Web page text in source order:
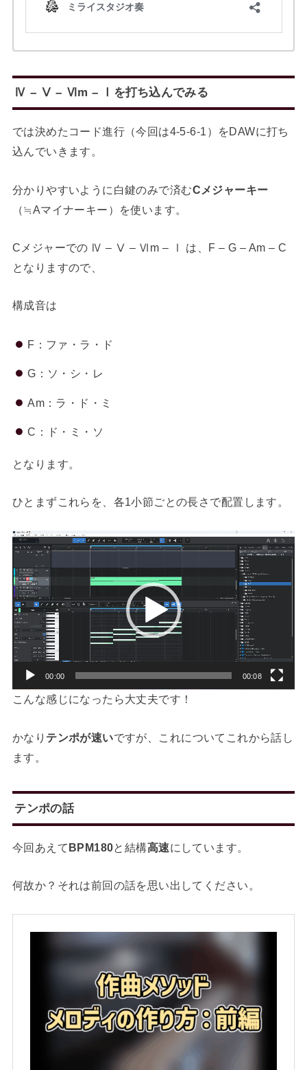
Ⅳ – Ⅴ – Ⅵm – Ⅰを打ち込んでみる
では決めたコード進行（今回は4-5-6-1）をDAWに打ち
込んでいきます。
分かりやすいように白鍵のみで済むCメジャーキー
（≒Aマイナーキー）を使います。
Cメジャーでの Ⅳ – Ⅴ – Ⅵm – Ⅰ は、F – G – Am – C
となりますので、
構成音は
F：ファ・ラ・ド
G：ソ・シ・レ
Am：ラ・ド・ミ
C：ド・ミ・ソ
となります。
ひとまずこれらを、各1小節ごとの長さで配置します。
動
プ
レ
ー
ヤ
00:00 00:08
こんな感じになったら大丈夫です！
かなり テンポが速いですが、これについてこれから話し
ます。
テンポの話
今回あえてBPM180と結構高速にしています。
何故か？それは前回の話を思い出してください。